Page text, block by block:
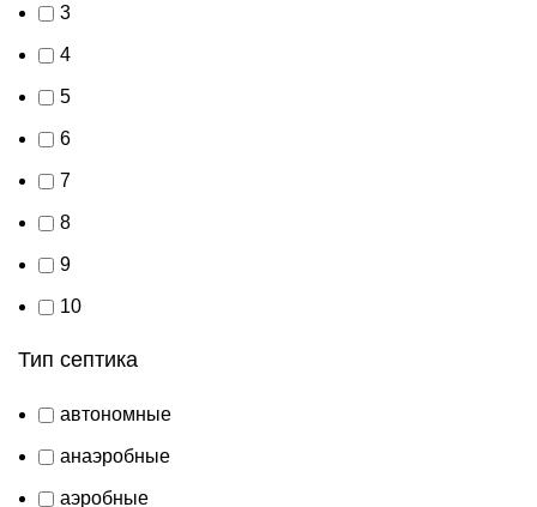
3
4
5
6
7
8
9
10
Тип септика
автономные
анаэробные
аэробные